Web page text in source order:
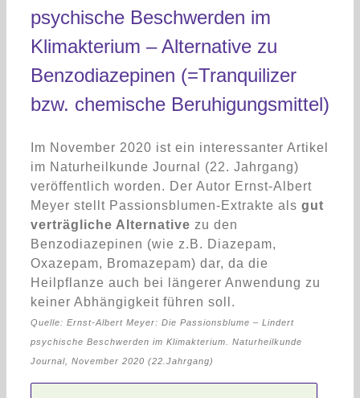
psychische Beschwerden im
Klimakterium – Alternative zu
Benzodiazepinen (=Tranquilizer
bzw. chemische Beruhigungsmittel)
Im November 2020 ist ein interessanter Artikel
im Naturheilkunde Journal (22. Jahrgang)
veröffentlich worden. Der Autor Ernst-Albert
Meyer stellt Passionsblumen-Extrakte als gut
verträgliche Alternative zu den
Benzodiazepinen (wie z.B. Diazepam,
Oxazepam, Bromazepam) dar, da die
Heilpflanze auch bei längerer Anwendung zu
keiner Abhängigkeit führen soll.
Quelle: Ernst-Albert Meyer: Die Passionsblume – Lindert
psychische Beschwerden im Klimakterium. Naturheilkunde
Journal, November 2020 (22.Jahrgang)